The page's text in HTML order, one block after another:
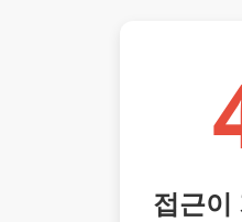
접근이